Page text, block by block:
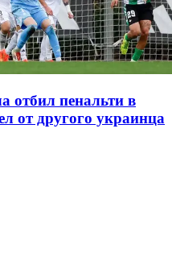
отбил пенальти в
от другого украинца